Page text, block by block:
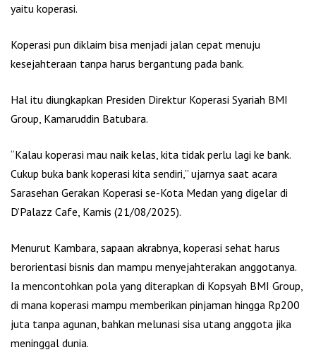
yaitu koperasi.
Koperasi pun diklaim bisa menjadi jalan cepat menuju
kesejahteraan tanpa harus bergantung pada bank.
Hal itu diungkapkan Presiden Direktur Koperasi Syariah BMI
Group, Kamaruddin Batubara.
“Kalau koperasi mau naik kelas, kita tidak perlu lagi ke bank.
Cukup buka bank koperasi kita sendiri,” ujarnya saat acara
Sarasehan Gerakan Koperasi se-Kota Medan yang digelar di
D’Palazz Cafe, Kamis (21/08/2025).
Menurut Kambara, sapaan akrabnya, koperasi sehat harus
berorientasi bisnis dan mampu menyejahterakan anggotanya.
Ia mencontohkan pola yang diterapkan di Kopsyah BMI Group,
di mana koperasi mampu memberikan pinjaman hingga Rp200
juta tanpa agunan, bahkan melunasi sisa utang anggota jika
meninggal dunia.